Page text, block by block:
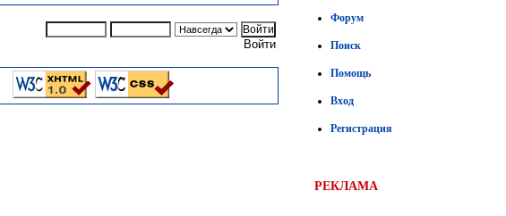
Войти
Форум
Поиск
Помощь
Вход
Регистрация
РЕКЛАМА